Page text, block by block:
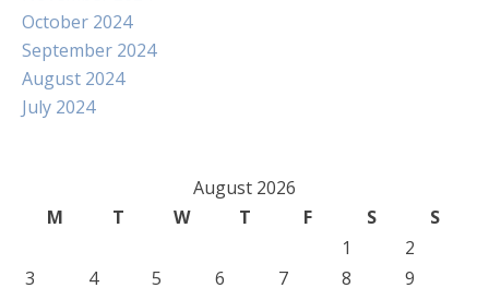
October 2024
September 2024
August 2024
July 2024
August 2026
M
T W T F S
S
1
2
3
4 5 6 7 8 9